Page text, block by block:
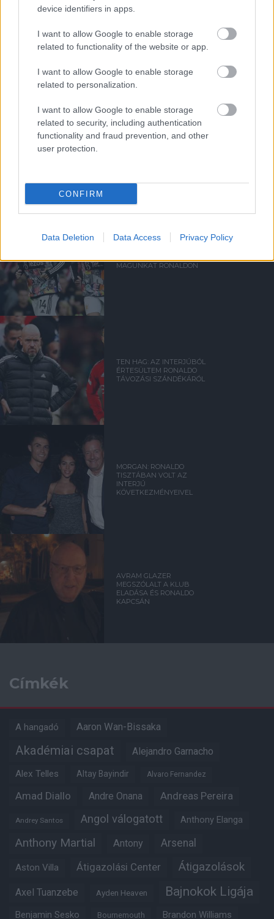
device identifiers in apps.
I want to allow Google to enable storage
related to functionality of the website or app.
I want to allow Google to enable storage
related to personalization.
I want to allow Google to enable storage
related to security, including authentication
functionality and fraud prevention, and other
user protection.
CONFIRM
Data Deletion Data Access Privacy Policy
Támogatás
Támogasd adományoddal
Kapcsolódó hírek
CRISTIANO RONALDO
MAGUNKAT RONALDON
TEN HAG: AZ INTERJÚBÓL
ÉRTESÜLTEM RONALDO
TÁVOZÁSI SZÁNDÉKÁRÓL
MORGAN: RONALDO
TISZTÁBAN VOLT AZ
INTERJÚ
KÖVETKEZMÉNYEIVEL
AVRAM GLAZER
MEGSZÓLALT A KLUB
ELADÁSA ÉS RONALDO
KAPCSÁN
Címkék
A hangadó Aaron Wan-Bissaka
Akadémiai csapat Alejandro Garnacho
Alex Telles Altay Bayindir Alvaro Fernandez
Amad Diallo Andre Onana Andreas Pereira
Andrey Santos Angol válogatott Anthony Elanga
Anthony Martial Antony Arsenal
Aston Villa Átigazolási Center Átigazolások
Axel Tuanzebe Ayden Heaven Bajnokok Ligája
Benjamin Sesko Bournemouth Brandon Williams